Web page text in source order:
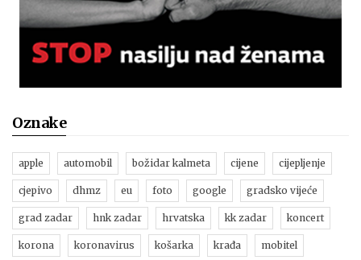
Oznake
apple automobil božidar kalmeta cijene cijepljenje
cjepivo dhmz eu foto google gradsko vijeće
grad zadar hnk zadar hrvatska kk zadar koncert
korona koronavirus košarka krađa mobitel